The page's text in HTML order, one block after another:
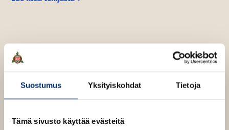
Suostumus Yksityiskohdat Tietoja
Tämä sivusto käyttää evästeitä
ä
n
n
n